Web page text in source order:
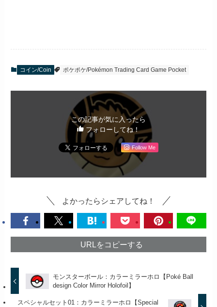
コイン/Coin ポケポケ/Pokémon Trading Card Game Pocket
この記事が気に入ったら
フォローしてね！
Follow Me
よかったらシェアしてね！
URLをコピーする
モンスターボール：カラーミラーホロ【Poké Ball
design Color Mirror Holofoil】
スペシャルセット01：カラーミラーホロ【Special